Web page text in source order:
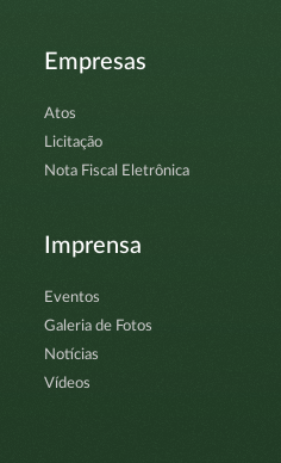
Empresas
Atos
Licitação
Nota Fiscal Eletrônica
Imprensa
Eventos
Galeria de Fotos
Notícias
Vídeos